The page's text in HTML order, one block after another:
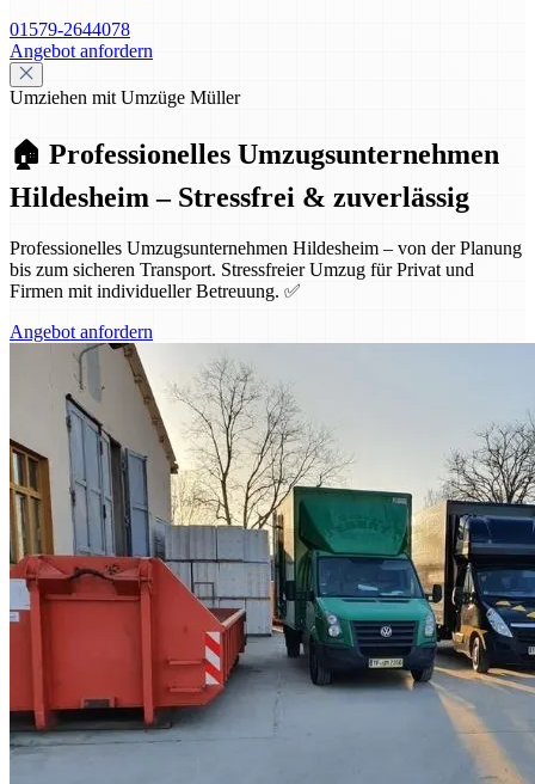
01579-2644078
Angebot anfordern
Umziehen mit Umzüge Müller
🏠 Professionelles Umzugsunternehmen
Hildesheim – Stressfrei & zuverlässig
Professionelles Umzugsunternehmen Hildesheim – von der Planung
bis zum sicheren Transport. Stressfreier Umzug für Privat und
Firmen mit individueller Betreuung. ✅
Angebot anfordern